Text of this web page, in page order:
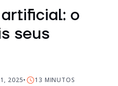
o
seus
2025 13 MINUTOS